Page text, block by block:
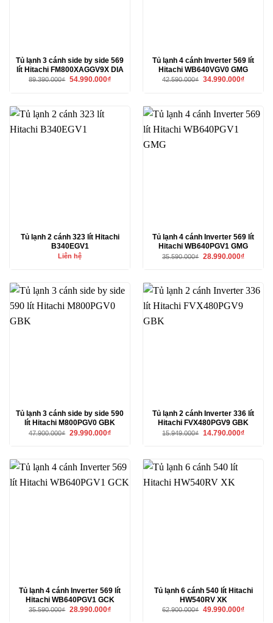
Tủ lạnh 3 cánh side by side 569
lít Hitachi FM800XAGGV9X DIA
89.390.000₫ Giá
54.990.000₫Giá
54.990.000₫.
Tủ lạnh 4 cánh Inverter 569 lít
Hitachi WB640VGV0 GMG
42.590.000₫ Giá
34.990.000₫Giá
Tủ lạnh 2 cánh 323 lít Hitachi
B340EGV1
Liên hệ
Tủ lạnh 4 cánh Inverter 569 lít
Hitachi WB640PGV1 GMG
35.590.000₫ Giá
28.990.000₫Giá
Tủ lạnh 3 cánh side by side 590
lít Hitachi M800PGV0 GBK
47.900.000₫ Giá
29.990.000₫Giá
29.990.000₫.
Tủ lạnh 2 cánh Inverter 336 lít
Hitachi FVX480PGV9 GBK
15.949.000₫ Giá
14.790.000₫Giá
Tủ lạnh 4 cánh Inverter 569 lít
Hitachi WB640PGV1 GCK
35.590.000₫ Giá
28.990.000₫Giá
Tủ lạnh 6 cánh 540 lít Hitachi
HW540RV XK
62.900.000₫ Giá
49.990.000₫Giá